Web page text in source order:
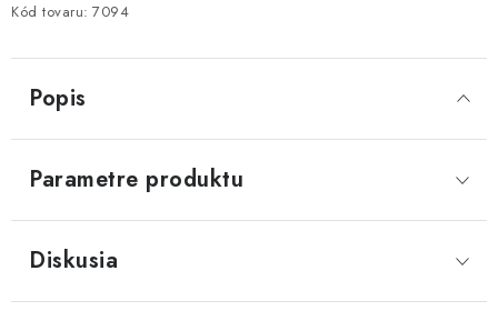
Kód tovaru: 7094
Popis
Parametre produktu
Diskusia